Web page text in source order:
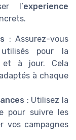
l’experience
: Assurez-vous
pour la
et à jour. Cela
à chaque
: Utilisez la
pour suivre les
vos campagnes